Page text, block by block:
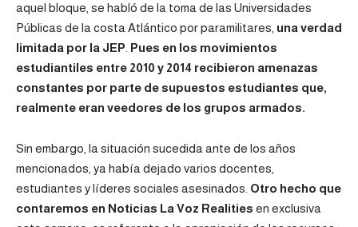
aquel bloque, se habló de la toma de las Universidades
Públicas de la costa Atlántico porparamilitares una verdad
limitada por la JEP Pues en los movimientos
estudiantiles entre 2010 y 2014 recibieron amenazas
constantes por parte de supuestos estudiantes que,
realmente eran veedores de los grupos armados.
Sin embargo, la situación sucedida ante de los años
mencionados, ya había dejado varios docentes,
estudiantes y líderes sociales asesinados. Otro hecho que
contaremos en Noticias La Voz Realities en exclusiva